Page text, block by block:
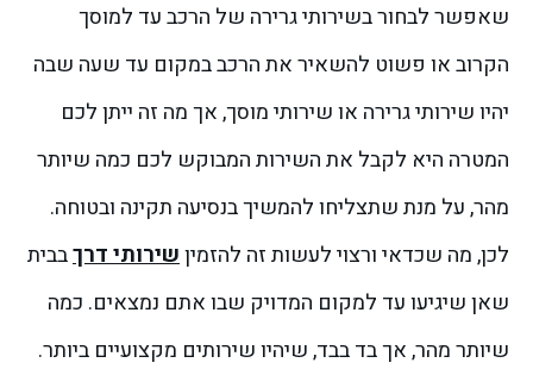
שאפשר לבחור בשירותי גרירה של הרכב עד למוסך
הקרוב או פשוט להשאיר את הרכב במקום עד שעה שבה
יהיו שירותי גרירה או שירותי מוסך, אך מה זה ייתן לכם
המטרה היא לקבל את השירות המבוקש לכם כמה שיותר
מהר, על מנת שתצליחו להמשיך בנסיעה תקינה ובטוחה.
לכן, מה שכדאי ורצוי לעשות זה להזמיןשירותי דרךבבית
שאן שיגיעו עד למקום המדויק שבו אתם נמצאים. כמה
שיותר מהר, אך בד בבד, שיהיו שירותים מקצועיים ביותר.